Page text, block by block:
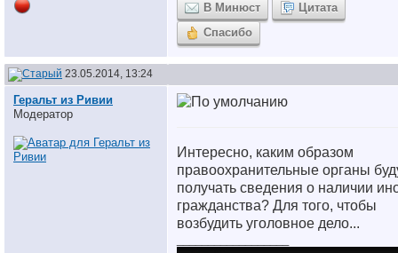
В Минюст
Цитата
Спасибо
23.05.2014, 13:24
Геральт из Ривии
Модератор
Интересно, каким образом
правоохранительные органы
получать сведения о наличии
гражданства? Для того, чтобы
возбудить уголовное дело...